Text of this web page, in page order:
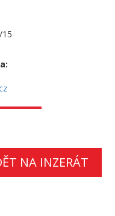
NA INZERÁT